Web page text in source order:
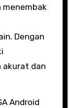
Dengan
akurat dan
Android